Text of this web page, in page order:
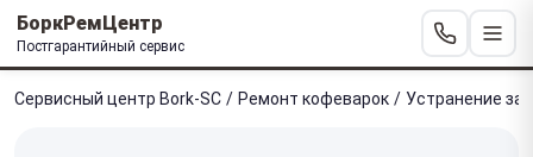
БоркРемЦентр
Постгарантийный сервис
Сервисный центр Bork-SC / Ремонт кофеварок / Устранение